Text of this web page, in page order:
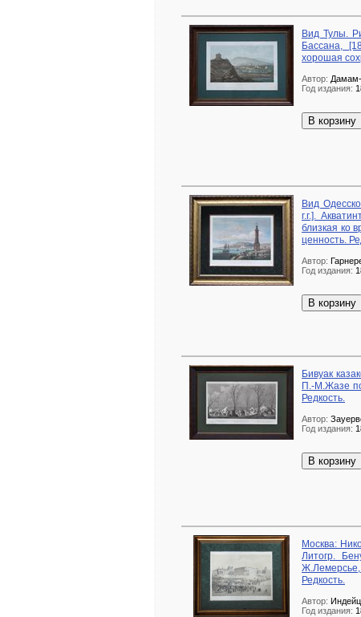
Вид Тулы.
Бассана,
хорошая
Автор:
Год издания:
В корзину
Вид
г.г.].
близкая ко
ценность.
Автор:
Год издания:
В корзину
Бивуак
П.-М.Жазе
Редкость.
Автор:
Год издания:
В корзину
Москва:
Литогр.
Ж.Лемерсье,
Редкость.
Автор:
Год издания: